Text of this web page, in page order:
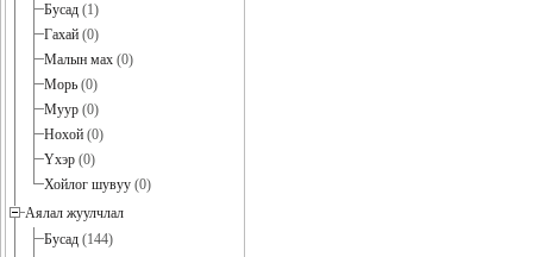
Бусад (1)
Гахай (0)
Малын мах (0)
Морь (0)
Муур (0)
Нохой (0)
Үхэр (0)
Хойлог шувуу (0)
Аялал жуулчлал
Бусад (144)